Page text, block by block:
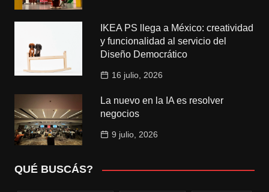
IKEA PS llega a México: creatividad
y funcionalidad al servicio del
Diseño Democrático
16 julio, 2026
La nuevo en la IA es resolver
negocios
9 julio, 2026
QUÉ BUSCÁS?